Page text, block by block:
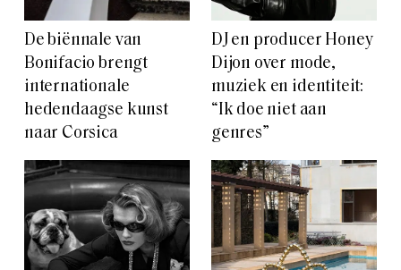
De biënnale van
Bonifacio brengt
internationale
hedendaagse kunst
naar Corsica
DJ en producer Honey
Dijon over mode,
muziek en identiteit:
“Ik doe niet aan
genres”